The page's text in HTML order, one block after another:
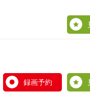
録画予約